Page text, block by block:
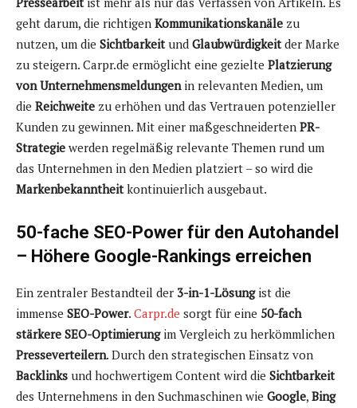
geht darum, die richtigen Kommunikationskanäle zu
nutzen, um die Sichtbarkeitund Glaubwürdigkeitder Marke
zu steigern. Carpr.de ermöglicht eine gezielte Platzierung
von Unternehmensmeldungenin relevanten Medien, um
die Reichweite zu erhöhen und das Vertrauen potenzieller
Kunden zu gewinnen. Mit einer maßgeschneiderten PR-
Strategie werden regelmäßig relevante Themen rund um
das Unternehmen in den Medien platziert – so wird die
Markenbekanntheitkontinuierlich ausgebaut.
50-fache SEO-Power für den Autohandel
– Höhere Google-Rankings erreichen
Ein zentraler Bestandteil der 3-in-1-Lösungist die
immense SEO-Power. Carpr.de sorgt für eine 50-fach
stärkere SEO-Optimierungim Vergleich zu herkömmlichen
Presseverteilern. Durch den strategischen Einsatz von
Backlinks und hochwertigem Content wird die Sichtbarkeit
des Unternehmens in den Suchmaschinen wie Google, Bing